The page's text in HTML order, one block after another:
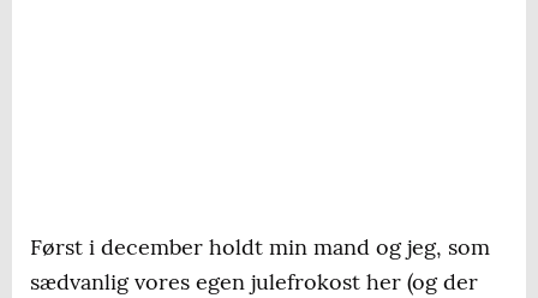
Først i december holdt min mand og jeg, som
sædvanlig vores egen julefrokost her (og der